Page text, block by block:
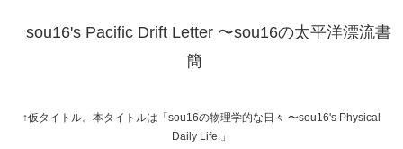
sou16's Pacific Drift Letter 〜sou16の太平洋漂流書
簡
↑仮タイトル。本タイトルは「sou16の物理学的な日々 〜sou16's Physical
Daily Life.」